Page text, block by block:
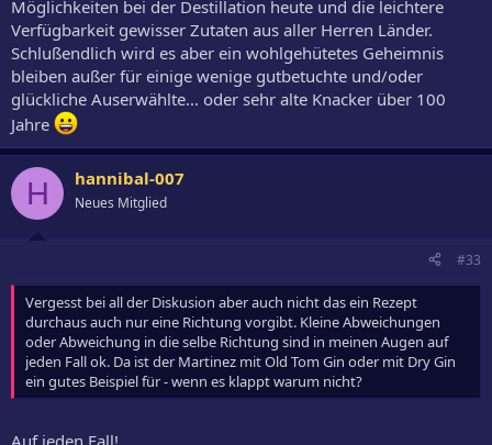
Möglichkeiten bei der Destillation heute und die leichtere
Verfügbarkeit gewisser Zutaten aus aller Herren Länder.
Schlußendlich wird es aber ein wohlgehütetes Geheimnis
bleiben außer für einige wenige gutbetuchte und/oder
glückliche Auserwählte... oder sehr alte Knacker über 100
Jahre
H hannibal-007
Neues Mitglied
#33
Vergesst bei all der Diskusion aber auch nicht das ein Rezept
durchaus auch nur eine Richtung vorgibt. Kleine Abweichungen
oder Abweichung in die selbe Richtung sind in meinen Augen auf
jeden Fall ok. Da ist der Martinez mit Old Tom Gin oder mit Dry Gin
ein gutes Beispiel für - wenn es klappt warum nicht?
Auf jeden Fall!